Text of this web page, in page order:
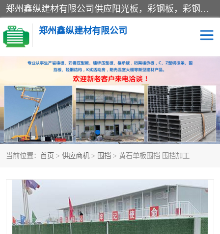
郑州鑫纵建材有限公司供应阳光板，彩钢板，彩钢钢构工程是一家集生产销售租赁安装于一体的企业，主要生产PC采光板，耐力板，仿古琉璃采光板，岩棉板、彩钢压型板、镀锌压型板、桁架楼承板，C、Z型钢檩条、围挡板、轻钢结构，阳光温室大棚等新型建材产品。公司旗下有多台移动式高空压瓦机租赁，承接全国各地业务，专业对外租赁各种型号压瓦机。
郑州鑫纵建材有限公司
当前位置： 首页 > 供应商机 > 围挡 > 黄石单板围挡 围挡加工
高空瓦机租赁 ASA合成树脂仿古瓦
CZ型钢 FRP采光板
PC多层板 PC耐力板
建筑围挡 楼层板
新型活动房 压型彩钢板
岩棉板 钢结构配件
围挡 彩钢板